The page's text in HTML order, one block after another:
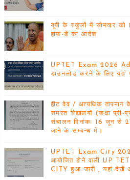
यूपी के स्कूलों में सोमवार को
हाफ-डे का आदेश
UPTET Exam 2026
डाउनलोड करने के लिए यहां
हीट वेव / अत्यधिक तापमान
समस्त विद्यालयों (कक्षा
संचालन दिनांकः 16 जून
जाने के सम्बन्ध में।
UPTET Exam City
आयोजित होने वाली UP
CITY हुआ जारी , यहां देखें